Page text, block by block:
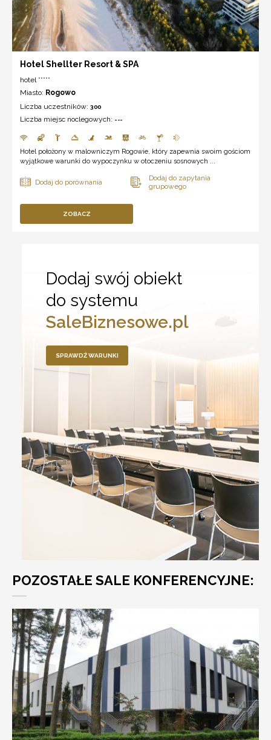
Hotel Shellter Resort & SPA
hotel *****
Miasto: Rogowo
Liczba uczestników: 300
Liczba miejsc noclegowych: ---
Hotel położony w malowniczym Rogowie, który zapewnia swoim gościom
wyjątkowe warunki do wypoczynku w otoczeniu sosnowych ...
ZOBACZ
Dodaj swój obiekt
do systemu
SaleBiznesowe.pl
SPRAWDŹ WARUNKI
POZOSTAŁE SALE KONFERENCYJNE: